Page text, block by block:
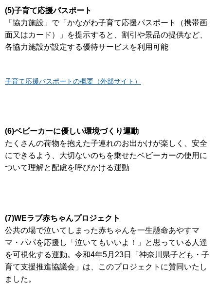
(5)子育て応援パスポート
「協力施設」で「かながわ子育て応援パスポート（携帯画
面又はカード）」を提示すると、割引や景品の提供など、
各協力施設が設定する優待サービスを利用可能
子育て応援パスポートの概要（外部サイト）
(6)ベビーカーに優しい環境づくり運動
たくさんの荷物を抱えた子連れのお出かけが楽しく、安全
にできるよう、大切ないのちを乗せたベビーカーの使用に
ついて理解と配慮を呼びかける運動
(7)WEラブ赤ちゃんプロジェクト
公共の場で泣いてしまった赤ちゃんを一生懸命あやすマ
マ・パパを応援し「泣いてもいいよ！」と思っている人達
を可視化する運動。令和4年5月23日「神奈川県子ども・子
育て支援推進協議会」は、このプロジェクトに賛同いたし
ました。